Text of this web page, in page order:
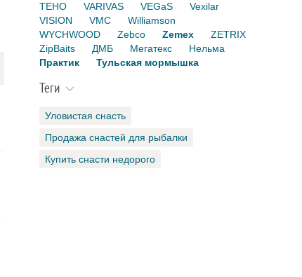
TEHO
VARIVAS VEGaS
Vexilar
VISION
VMC
Williamson
WYCHWOOD
Zebco Zemex
ZETRIX
ZipBaits
ДМБ Мегатекс
Нельма
Практик
Тульская мормышка
Теги
Уловистая снасть
Продажа снастей для рыбалки
Купить снасти недорого